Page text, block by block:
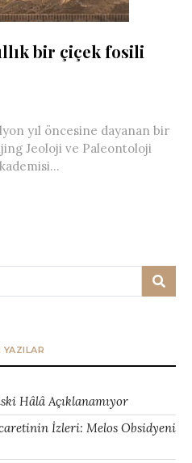
bir çiçek fosili
yıl öncesine dayanan bir
Jeoloji ve Paleontoloji
YAZILAR
Hâlâ Açıklanamıyor
İzleri: Melos Obsidyeni